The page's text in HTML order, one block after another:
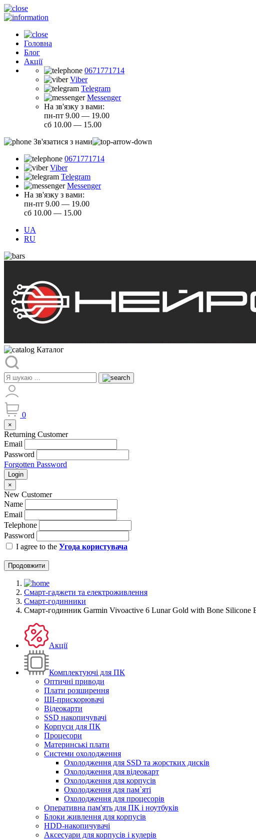
Головна
Блог
Акції
0671771714
Viber
Telegram
Messenger
На зв'язку з вами:
пн-пт 9.00 — 19.00
сб 10.00 — 15.00
Зв'язатися з нами
0671771714
Viber
Telegram
Messenger
На зв'язку з вами:
пн-пт 9.00 — 19.00
сб 10.00 — 15.00
UA
RU
Каталог
0
×
Returning Customer
Email
Password
Forgotten Password
Login
×
New Customer
Name
Email
Telephone
Password
I agree to the Угода користувача
Продовжити
Смарт-гаджети та електроживлення
Смарт-годинники
Смарт-годинник Garmin Vivoactive 6 Lunar Gold with Bone Silicone
Акції
Комплектуючі для ПК
Оптичні приводи
Плати розширення
ШІ-прискорювачі
Відеокарти
SSD накопичувачі
Корпуси для ПК
Процесори
Материнські плати
Системи охолодження
Охолодження для SSD та жорстких дисків
Охолодження для відеокарт
Охолодження для корпусів
Охолодження для пам`яті
Охолодження для процесорів
Оперативна пам'ять для ПК і ноутбуків
Блоки живлення для корпусів
HDD-накопичувачі
Аксесуари для корпусів і кулерів